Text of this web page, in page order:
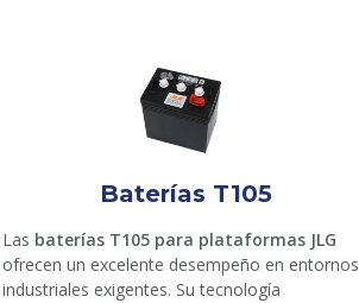
Baterías T105
Las baterías T105 para plataformas JLG
ofrecen un excelente desempeño en entornos
industriales exigentes. Su tecnología